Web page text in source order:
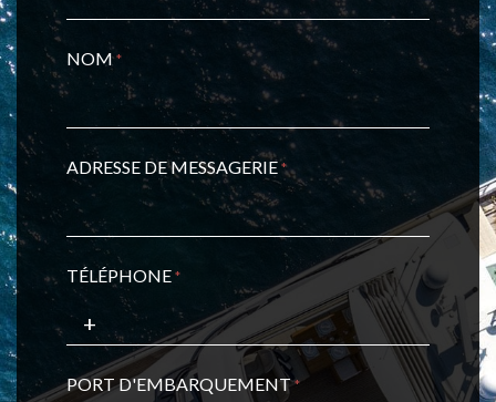
NOM*
ADRESSE DE MESSAGERIE*
TÉLÉPHONE*
PORT D'EMBARQUEMENT*